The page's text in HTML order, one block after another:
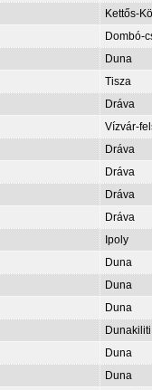
Kettős-
Dombó-
Duna
Tisza
Dráva
Vízvár-
Dráva
Dráva
Dráva
Dráva
Ipoly
Duna
Duna
Duna
Duna
Duna